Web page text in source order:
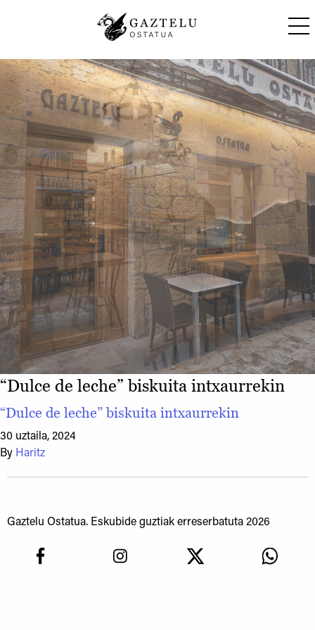
“Dulce de leche” biskuita intxaurrekin
“Dulce de leche” biskuita intxaurrekin
30 uztaila, 2024
By Haritz
Gaztelu Ostatua. Eskubide guztiak erreserbatuta 2026